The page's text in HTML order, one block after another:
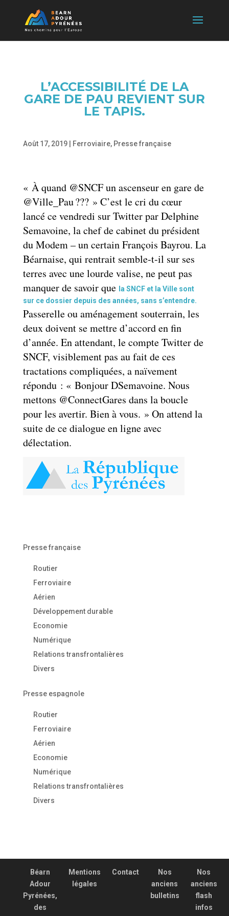
L’ACCESSIBILITÉ DE LA
GARE DE PAU REVIENT SUR
LE TAPIS.
Août 17, 2019| Ferroviaire, Presse française
« À quand @SNCF un ascenseur en gare de
@Ville_Pau ??? » C’est le cri du cœur
lancé ce vendredi sur Twitter par Delphine
Semavoine, la chef de cabinet du président
du Modem – un certain François Bayrou. La
Béarnaise, qui rentrait semble-t-il sur ses
terres avec une lourde valise, ne peut pas
manquer de savoir que la SNCF et la Ville sont
sur ce dossier depuis des années, sans s’entendre.
Passerelle ou aménagement souterrain, les
deux doivent se mettre d’accord en fin
d’année. En attendant, le compte Twitter de
SNCF, visiblement pas au fait de ces
tractations compliquées, a naïvement
répondu : « Bonjour DSemavoine. Nous
mettons @ConnectGares dans la boucle
pour les avertir. Bien à vous. » On attend la
suite de ce dialogue en ligne avec
délectation.
Presse française
Routier
Ferroviaire
Aérien
Développement durable
Economie
Numérique
Relations transfrontalières
Divers
Presse espagnole
Routier
Ferroviaire
Aérien
Economie
Numérique
Relations transfrontalières
Divers
Béarn
Adour
Pyrénées,
des
Mentions
légales
Contact
Nos
anciens
bulletins
Nos
anciens
flash
infos